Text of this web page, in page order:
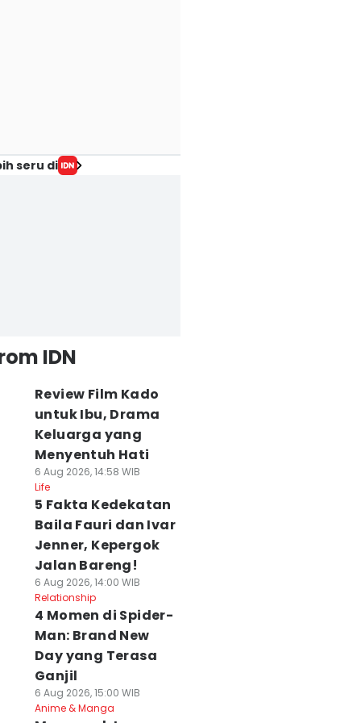
seru di
IDN
Review Film Kado
untuk Ibu, Drama
Keluarga yang
Menyentuh Hati
6 Aug 2026, 14:58 WIB
Life
5 Fakta Kedekatan
Baila Fauri dan Ivar
Jenner, Kepergok
Jalan Bareng!
6 Aug 2026, 14:00 WIB
Relationship
4 Momen di Spider-
Man: Brand New
Day yang Terasa
Ganjil
6 Aug 2026, 15:00 WIB
Anime & Manga